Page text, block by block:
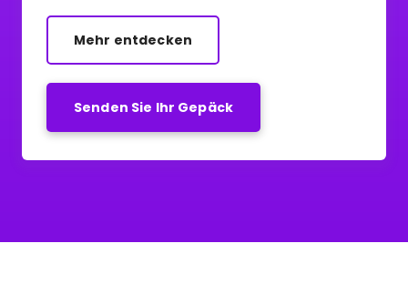
Mehr entdecken
Senden Sie Ihr Gepäck